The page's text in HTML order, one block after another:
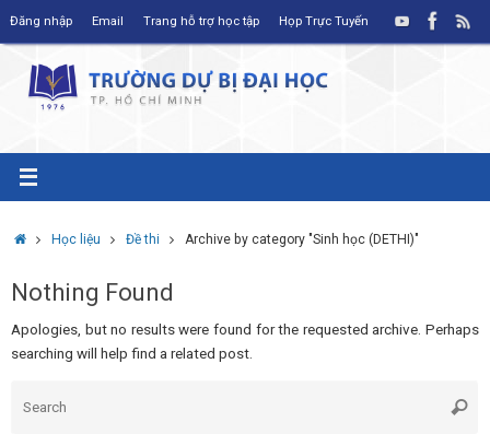
Đăng nhập Email Trang hỗ trợ học tập Họp Trực Tuyến
HomeHọc liệu Đề thi Archive by category "Sinh học (DETHI)"
Nothing Found
Apologies, but no results were found for the requested archive. Perhaps
searching will help find a related post.